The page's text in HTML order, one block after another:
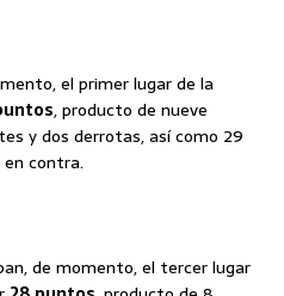
el primer lugar de la
, producto de nueve
y dos derrotas, así como 29
contra.
de momento, el tercer lugar